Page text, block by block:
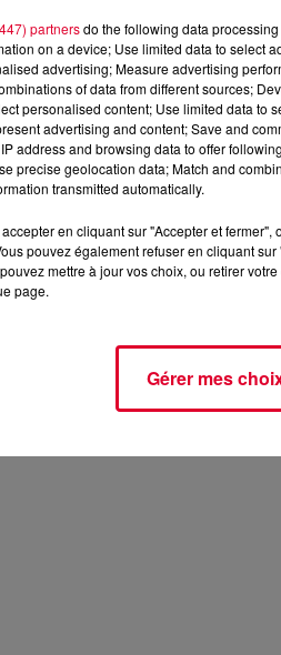
partnersdo the following data
on a device; Use limited data to select
advertising; Measure advertising
of data from different sources;
personalised content; Use limited data to
advertising and content; Save and
address and browsing data to offer
precise geolocation data; Match and
transmitted automatically.
en cliquant sur "Accepter et
pouvez également refuser en cliquant
mettre à jour vos choix, ou retirer
page.
Gérer mes